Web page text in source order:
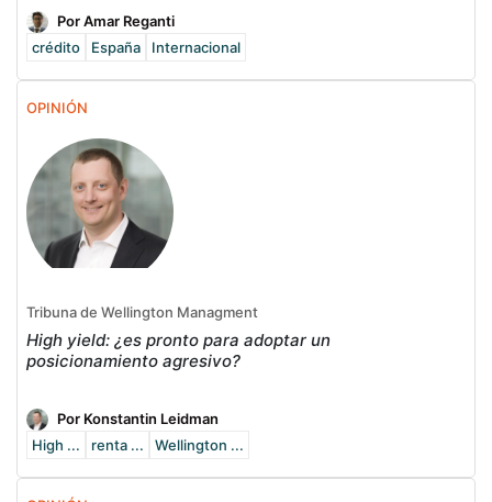
Por Amar Reganti
crédito
España Internacional
OPINIÓN
Tribuna de Wellington Managment
High yield: ¿es pronto para adoptar un
posicionamiento agresivo?
Por Konstantin Leidman
High ...
renta ... Wellington ...